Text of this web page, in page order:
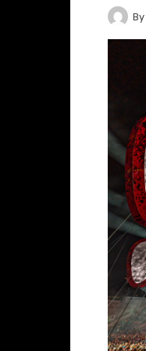
By